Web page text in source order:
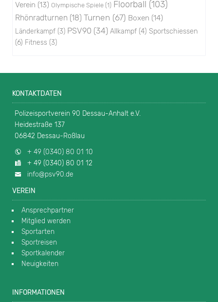
Verein (13) Olympische Spiele (1) Floorball (103)
Rhönradturnen (18) Turnen (67) Boxen (14)
Länderkampf (3) PSV90 (34) Allkampf (4) Sportschiessen
(6) Fitness (3)
KONTAKTDATEN
Polizeisportverein 90 Dessau-Anhalt e.V.
Heidestraße 137
06842 Dessau-Roßlau
+ 49 (0340) 80 01 10
+ 49 (0340) 80 01 12
info@psv90.de
VEREIN
Ansprechpartner
Mitglied werden
Sportarten
Sportreisen
Sportkalender
Neuigkeiten
INFORMATIONEN